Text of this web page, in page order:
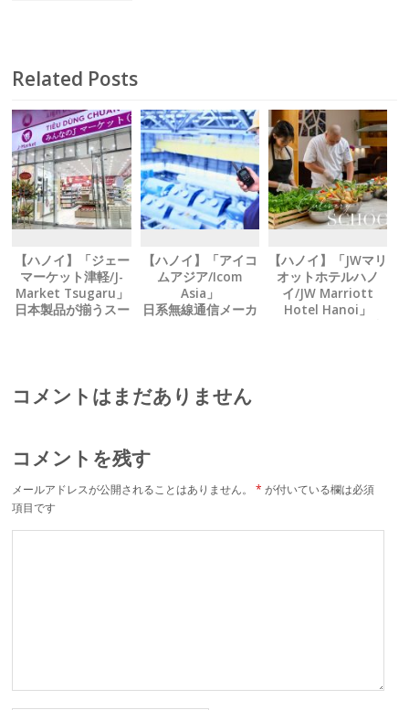
Related Posts
【ハノイ】「ジェー
マーケット津軽/J-
Market Tsugaru」
日本製品が揃うスー
【ハノイ】「アイコ
ムアジア/Icom
Asia」
日系無線通信メーカ
【ハノイ】「JWマリ
オットホテルハノ
イ/JW Marriott
Hotel Hanoi」
コメントはまだありません
コメントを残す
メールアドレスが公開されることはありません。 * が付いている欄は必須
項目です